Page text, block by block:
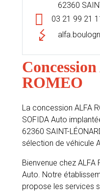
62360
03 21 99 21
ROMEO
La concession ALFA
SOFIDA Auto
62360 SAINT-
sélection de véhicule
Bienvenue chez ALFA
Auto. Notre
propose les services